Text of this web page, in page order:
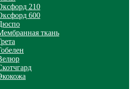
210
600
ткань